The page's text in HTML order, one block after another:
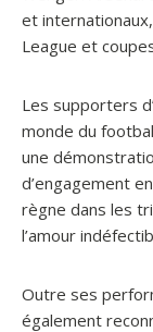
et
League et
Les supporters
monde du
une
d’engagement
règne dans les
l’amour
Outre ses
également